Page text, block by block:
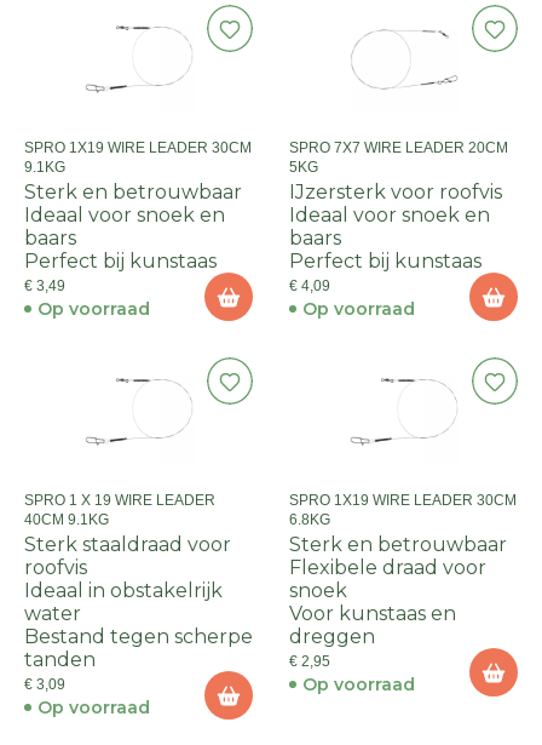
SPRO 1X19 WIRE LEADER 30CM
9.1KG
Sterk en betrouwbaar
Ideaal voor snoek en
baars
Perfect bij kunstaas
€ 3,49
Op voorraad
SPRO 7X7 WIRE LEADER 20CM
5KG
IJzersterk voor roofvis
Ideaal voor snoek en
baars
Perfect bij kunstaas
€ 4,09
Op voorraad
SPRO 1 X 19 WIRE LEADER
40CM 9.1KG
Sterk staaldraad voor
roofvis
Ideaal in obstakelrijk
water
Bestand tegen scherpe
tanden
€ 3,09
Op voorraad
SPRO 1X19 WIRE LEADER 30CM
6.8KG
Sterk en betrouwbaar
Flexibele draad voor
snoek
Voor kunstaas en
dreggen
€ 2,95
Op voorraad